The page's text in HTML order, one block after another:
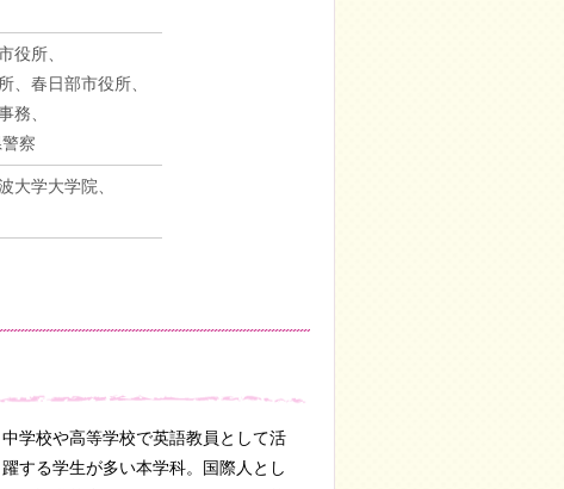
役所、
、春日部市役所、
務、
察
大学大学院、
中学校や高等学校で英語教員として活
躍する学生が多い本学科。国際人とし